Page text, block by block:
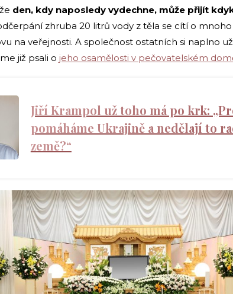
den, kdy naposledy vydechne, může přijít
zhruba 20 litrů vody z těla se cítí o
na veřejnosti. A společnost ostatních si naplno
již psali o jeho osamělosti v pečovatelském
Jiří Krampol už toho má po krk:
pomáháme Ukrajině a nedělají to
země?“